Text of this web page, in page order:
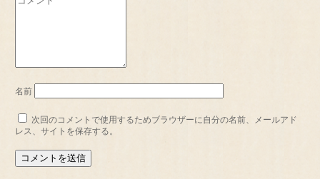
名前
次回のコメントで使用するためブラウザーに自分の名前、メールアド
レス、サイトを保存する。